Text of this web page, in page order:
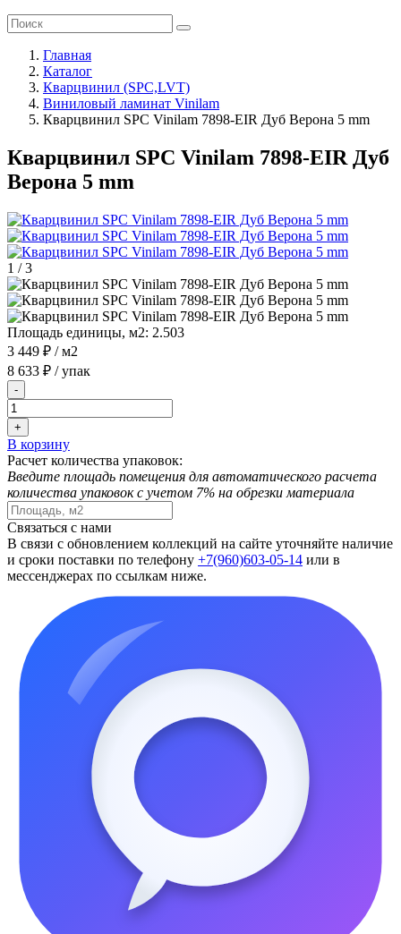
Главная
Каталог
Кварцвинил (SPC,LVT)
Виниловый ламинат Vinilam
Кварцвинил SPC Vinilam 7898-EIR Дуб Верона 5 mm
Кварцвинил SPC Vinilam 7898-EIR Дуб
Верона 5 mm
1 /3
Площадь единицы, м2: 2.503
3 449 ₽ / м2
8 633 ₽ / упак
-
+
В корзину
Расчет количества упаковок:
Введите площадь помещения для автоматического расчета
количества упаковок с учетом 7% на обрезки материала
Связаться с нами
В связи с обновлением коллекций на сайте уточняйте наличие
и сроки поставки по телефону +7(960)603-05-14 или в
мессенджерах по ссылкам ниже.